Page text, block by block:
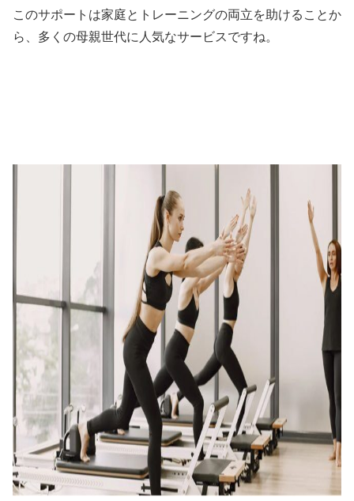
このサポートは家庭とトレーニングの両立を助けることか
ら、多くの母親世代に人気なサービスですね。